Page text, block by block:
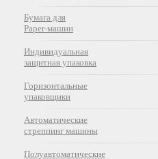
Бумага для
Paper-машин
Индивидуальная
защитная упаковка
Горизонтальные
упаковщики
Автоматические
стреппинг машины
Полуавтоматические